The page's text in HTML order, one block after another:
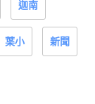
迦南
葉小 新聞